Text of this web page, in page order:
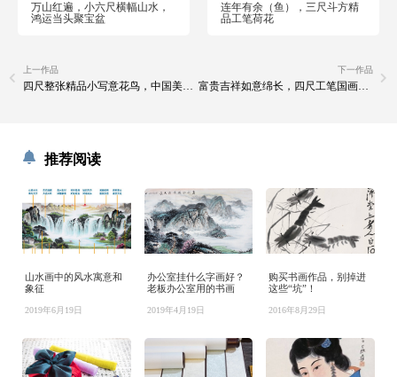
万山红遍，小六尺横幅山水，
鸿运当头聚宝盆
连年有余（鱼），三尺斗方精
品工笔荷花
上一作品
四尺整张精品小写意花鸟，中国美术家协会会员作品
下一作品
富贵吉祥如意绵长，四尺工笔国画精品
推荐阅读
山水画中的风水寓意和
象征
2019年6月19日
办公室挂什么字画好？
老板办公室用的书画
2019年4月19日
购买书画作品，别掉进
这些“坑”！
2016年8月29日